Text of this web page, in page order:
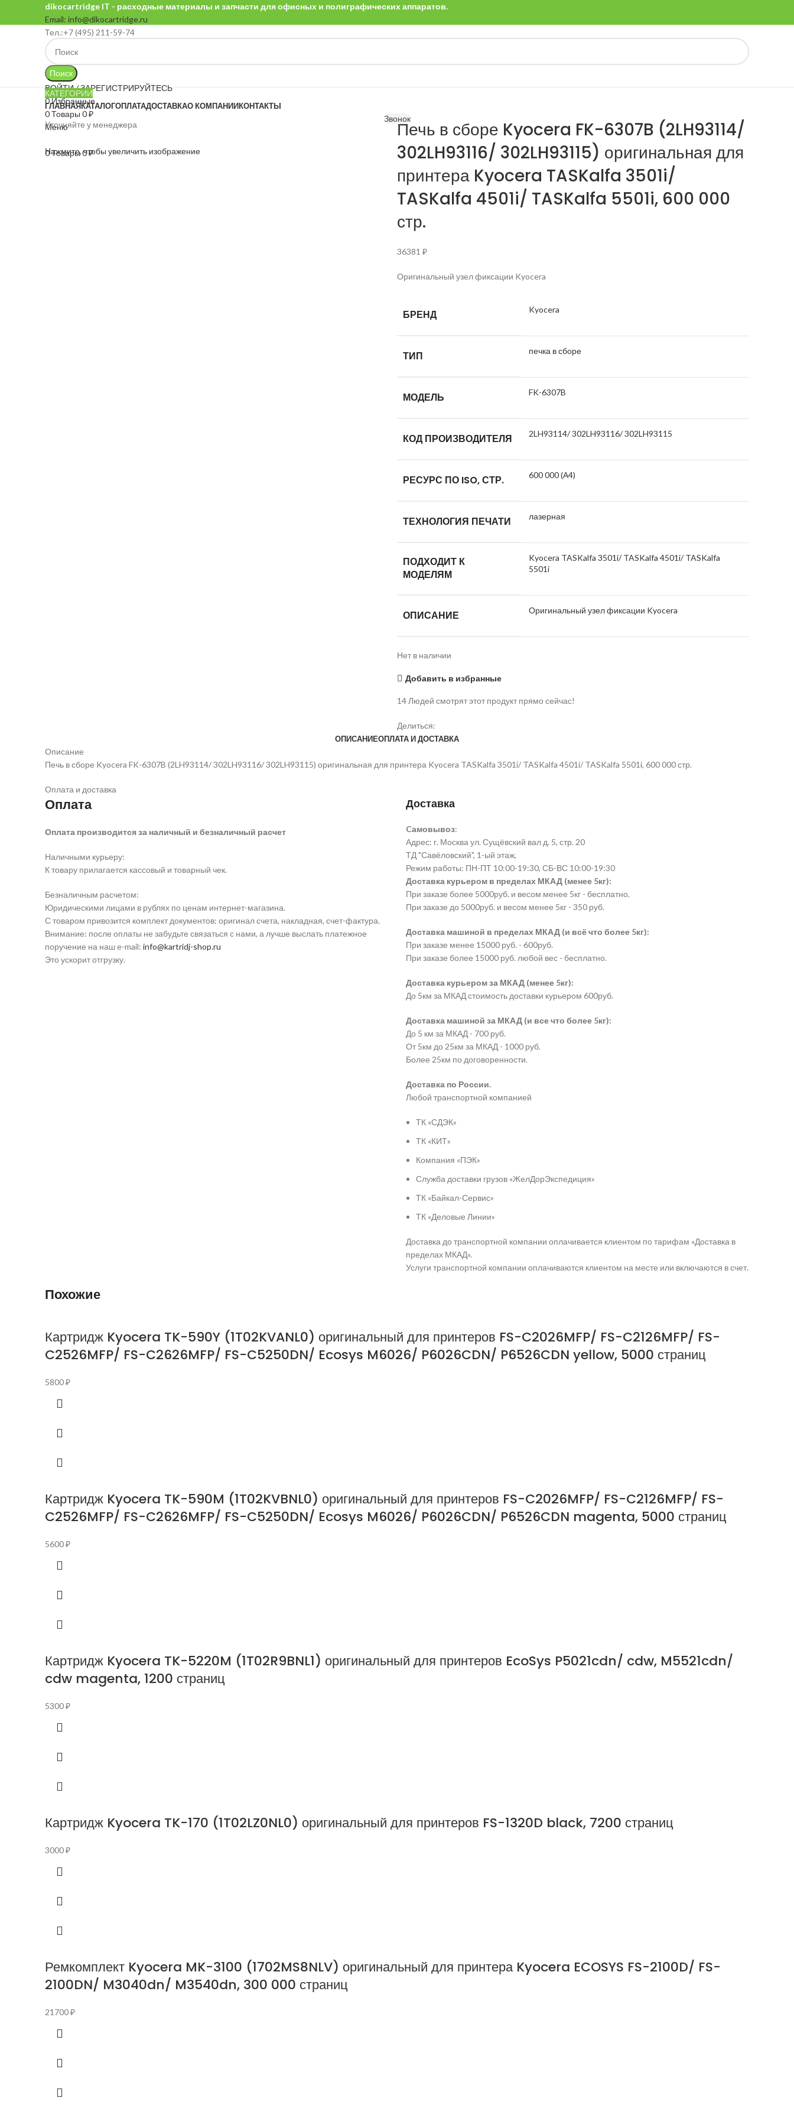
dikocartridge IT - расходные материалы и запчасти для офисных и полиграфических аппаратов.
Email: info@dikocartridge.ru
Тел.:+7 (495) 211-59-74
Поиск
ВОЙТИ / ЗАРЕГИСТРИРУЙТЕСЬ
0Избранные
0Товары 0₽
Меню
0Товары0₽
КАТЕГОРИИ
ГЛАВНАЯКАТАЛОГОПЛАТАДОСТАВКАО КОМПАНИИКОНТАКТЫ
Звонок
Уточняйте у менеджера
Нажмите, чтобы увеличить изображение
Печь в сборе Kyocera FK-6307B (2LH93114/
302LH93116/ 302LH93115) оригинальная для
принтера Kyocera TASKalfa 3501i/
TASKalfa 4501i/ TASKalfa 5501i, 600 000
стр.
36381 ₽
Оригинальный узел фиксации Kyocera
БРЕНД Kyocera
ТИП печка в сборе
МОДЕЛЬ FK-6307B
КОД ПРОИЗВОДИТЕЛЯ 2LH93114/ 302LH93116/ 302LH93115
РЕСУРС ПО ISO, СТР. 600 000 (А4)
ТЕХНОЛОГИЯ ПЕЧАТИ лазерная
ПОДХОДИТ К
МОДЕЛЯМ
Kyocera TASKalfa 3501i/ TASKalfa 4501i/ TASKalfa
5501i
ОПИСАНИЕ Оригинальный узел фиксации Kyocera
Нет в наличии
Добавить в избранные
14 Людей смотрят этот продукт прямо сейчас!
Делиться:
ОПИСАНИЕОПЛАТА И ДОСТАВКА
Описание
Печь в сборе Kyocera FK-6307B (2LH93114/ 302LH93116/ 302LH93115) оригинальная для принтера Kyocera TASKalfa 3501i/ TASKalfa 4501i/ TASKalfa 5501i, 600 000 стр.
Оплата и доставка
Оплата
Оплата производится за наличный и безналичный расчет
Наличными курьеру:
К товару прилагается кассовый и товарный чек.
Безналичным расчетом:
Юридическими лицами в рублях по ценам интернет-магазина.
С товаром привозится комплект документов: оригинал счета, накладная, счет-фактура.
Внимание: после оплаты не забудьте связаться с нами, а лучше выслать платежное
поручение на наш e-mail: info@kartridj-shop.ru
Это ускорит отгрузку.
Доставка
Cамовывоз:
Адрес: г. Москва ул. Сущёвский вал д. 5, стр. 20
ТД "Савёловский", 1-ый этаж,
Режим работы: ПН-ПТ 10:00-19:30, СБ-ВС 10:00-19:30
Доставка курьером в пределах МКАД (менее 5кг):
При заказе более 5000руб. и весом менее 5кг - бесплатно.
При заказе до 5000руб. и весом менее 5кг - 350 руб.
Доставка машиной в пределах МКАД (и всё что более 5кг):
При заказе менее 15000 руб. - 600руб.
При заказе более 15000 руб. любой вес - бесплатно.
Доставка курьером за МКАД (менее 5кг):
До 5км за МКАД стоимость доставки курьером 600руб.
Доставка машиной за МКАД (и все что более 5кг):
До 5 км за МКАД - 700 руб.
От 5км до 25км за МКАД - 1000 руб.
Более 25км по договоренности.
Доставка по России.
Любой транспортной компанией
ТК «СДЭК»
ТК «КИТ»
Компания «ПЭК»
Служба доставки грузов «ЖелДорЭкспедиция»
ТК «Байкал-Сервис»
ТК «Деловые Линии»
Доставка до транспортной компании оплачивается клиентом по тарифам «Доставка в
пределах МКАД».
Услуги транспортной компании оплачиваются клиентом на месте или включаются в счет.
Похожие
Картридж Kyocera TK-590Y (1T02KVANL0) оригинальный для принтеров FS-C2026MFP/ FS-C2126MFP/ FS-
C2526MFP/ FS-C2626MFP/ FS-C5250DN/ Ecosys M6026/ P6026CDN/ P6526CDN yellow, 5000 страниц
5800₽
Картридж Kyocera TK-590M (1T02KVBNL0) оригинальный для принтеров FS-C2026MFP/ FS-C2126MFP/ FS-
C2526MFP/ FS-C2626MFP/ FS-C5250DN/ Ecosys M6026/ P6026CDN/ P6526CDN magenta, 5000 страниц
5600₽
Картридж Kyocera TK-5220M (1T02R9BNL1) оригинальный для принтеров EcoSys P5021cdn/ cdw, M5521cdn/
cdw magenta, 1200 страниц
5300₽
Картридж Kyocera TK-170 (1T02LZ0NL0) оригинальный для принтеров FS-1320D black, 7200 страниц
3000₽
Ремкомплект Kyocera MK-3100 (1702MS8NLV) оригинальный для принтера Kyocera ECOSYS FS-2100D/ FS-
2100DN/ M3040dn/ M3540dn, 300 000 страниц
21700₽